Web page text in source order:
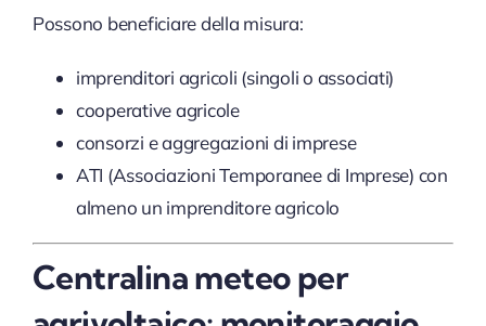
Possono beneficiare della misura:
imprenditori agricoli (singoli o associati)
cooperative agricole
consorzi e aggregazioni di imprese
ATI (Associazioni Temporanee di Imprese) con
almeno un imprenditore agricolo
Centralina meteo per